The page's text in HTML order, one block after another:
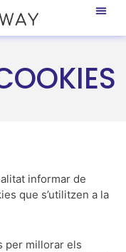
informar de
que s’utilitzen a la
per millorar els